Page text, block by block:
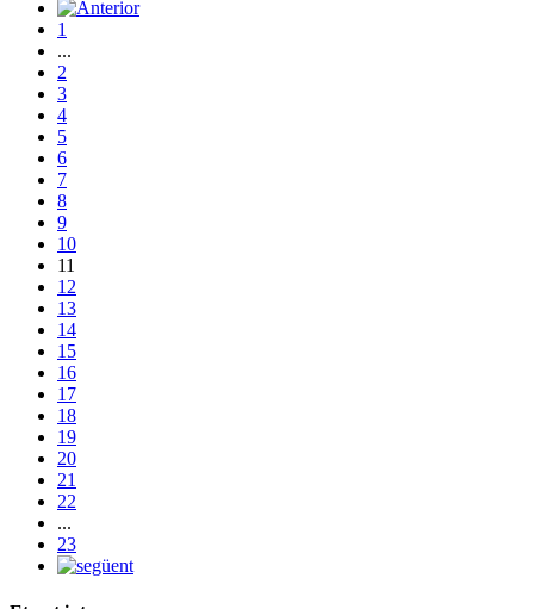
1
...
2
3
4
5
6
7
8
9
10
11
12
13
14
15
16
17
18
19
20
21
22
...
23